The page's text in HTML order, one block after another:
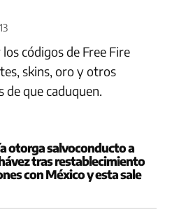
códigos de Free Fire
skins, oro y otros
que caduquen.
otorga salvoconducto a
tras restablecimiento
con México y esta sale